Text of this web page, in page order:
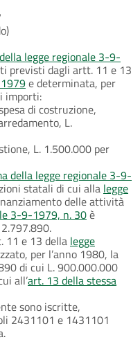
legge regionale 3-9-
previsti dagli artt. 11 e 13
e determinata, per
importi:
di costruzione,
L.
L. 1.500.000 per
della legge regionale 3-9-
statali di cui alla legge
delle attività
3-9-1979, n. 30è
11 e 13 della legge
per l’anno 1980, la
di cui L. 900.000.000
all’art. 13 della stessa
sono iscritte,
2431101 e 1431101